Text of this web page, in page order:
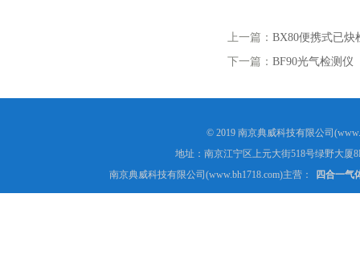
上一篇： BX80便携式已炔
下一篇： BF90光气检测仪
© 2019 南京典威科技有限公司
地址：南京江宁区上元大街518号绿野大厦
南京典威科技有限公司(www.bh1718.com)主营：
四合一气